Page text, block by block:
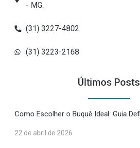
- MG.
(31) 3227-4802
(31) 3223-2168
Últimos Posts
Como Escolher o Buquê Ideal: Guia
22 de abril de 2026